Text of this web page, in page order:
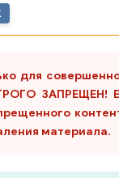
для
ЗАПРЕЩЕН!
материала.